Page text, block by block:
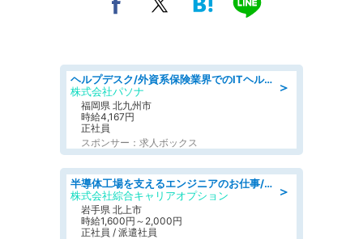
＞
ヘルプデスク/外資系保険業界でのITヘルプデスク業務/駅近/即日勤務可/ヘルプデスク
株式会社パソナ
福岡県 北九州市
時給4,167円
正社員
スポンサー：求人ボックス
＞
半導体工場を支えるエンジニアのお仕事/日払いOK
株式会社綜合キャリアオプション
岩手県 北上市
時給1,600円～2,000円
正社員 / 派遣社員